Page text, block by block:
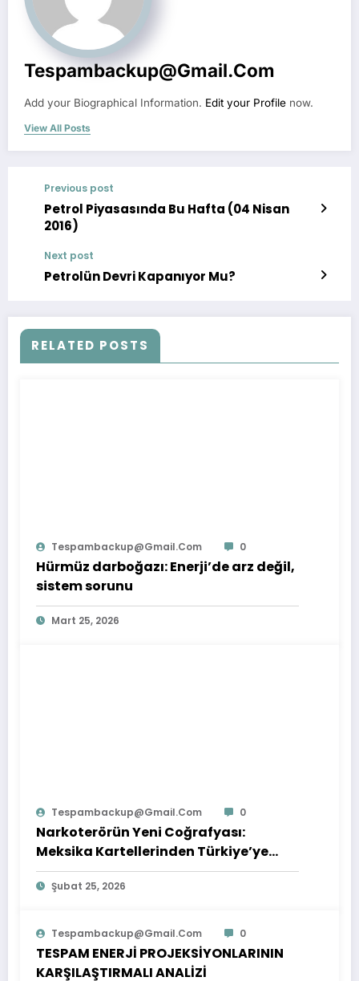
Tespambackup@gmail.com
Add your Biographical Information. Edit your Profile now.
View All Posts
Previous post
Petrol Piyasasında Bu Hafta (04 Nisan
2016)
Next post
Petrolün Devri Kapanıyor Mu?
RELATED POSTS
Tespambackup@gmail.com 0
Hürmüz darboğazı: Enerji’de arz değil,
sistem sorunu
Mart 25, 2026
Tespambackup@gmail.com 0
Narkoterörün Yeni Coğrafyası:
Meksika Kartellerinden Türkiye’ye
Çıkarılan Dersler
Şubat 25, 2026
Tespambackup@gmail.com 0
TESPAM ENERJİ PROJEKSİYONLARININ
KARŞILAŞTIRMALI ANALİZİ